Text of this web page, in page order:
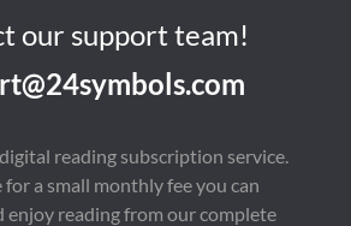
our support team!
reading subscription service.
for a small monthly fee you can
enjoy reading from our complete